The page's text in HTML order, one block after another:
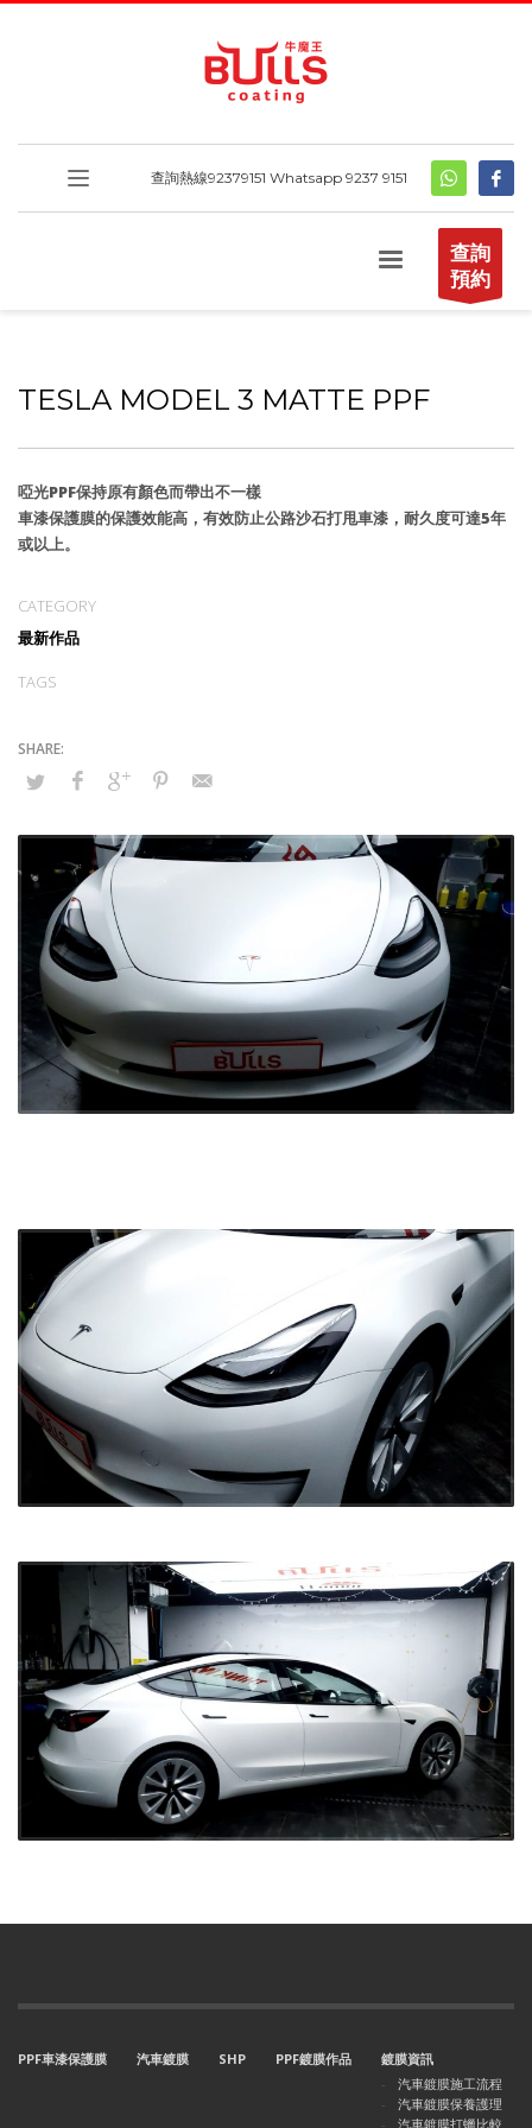
查詢熱線92379151 Whatsapp 9237 9151
查詢
預約
TESLA MODEL 3 MATTE PPF
啞光PPF保持原有顏色而帶出不一樣
車漆保護膜的保護效能高，有效防止公路沙石打甩車漆，耐久度可達5年
或以上。
CATEGORY
最新作品
TAGS
PPF車漆保護膜 汽車鍍膜 SHP PPF鍍膜作品
鍍膜資訊
汽車鍍膜施工流程
汽車鍍膜保養護理
汽車鍍膜打蠟比較